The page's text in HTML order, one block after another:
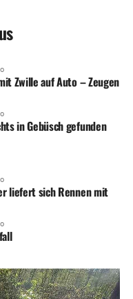
Zwille auf Auto – Zeugen
in Gebüsch gefunden
liefert sich Rennen mit